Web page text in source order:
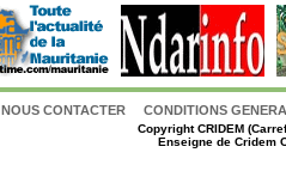
NOUS CONTACTER CONDITIONS
CopyrightCRIDEM
Enseigne de Cridem